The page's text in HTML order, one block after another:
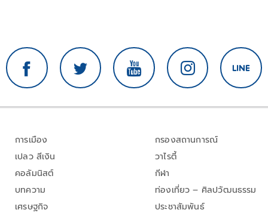
การเมือง
เปลว สีเงิน
คอลัมนิสต์
บทความ
เศรษฐกิจ
กรองสถานการณ์
วาไรตี้
กีฬา
ท่องเที่ยว – ศิลปวัฒนธรรม
ประชาสัมพันธ์